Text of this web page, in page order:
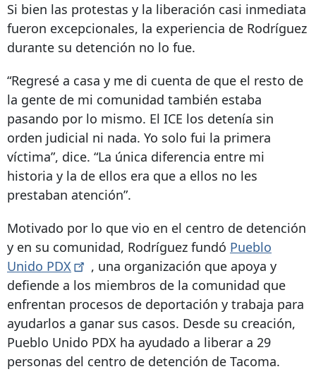
Si bien las protestas y la liberación casi inmediata
fueron excepcionales, la experiencia de Rodríguez
durante su detención no lo fue.
“Regresé a casa y me di cuenta de que el resto de
la gente de mi comunidad también estaba
pasando por lo mismo. El ICE los detenía sin
orden judicial ni nada. Yo solo fui la primera
víctima”, dice. “La única diferencia entre mi
historia y la de ellos era que a ellos no les
prestaban atención”.
Motivado por lo que vio en el centro de detención
y en su comunidad, Rodríguez fundó Pueblo
Unido PDX
, una organización que apoya y
defiende a los miembros de la comunidad que
enfrentan procesos de deportación y trabaja para
ayudarlos a ganar sus casos. Desde su creación,
Pueblo Unido PDX ha ayudado a liberar a 29
personas del centro de detención de Tacoma.